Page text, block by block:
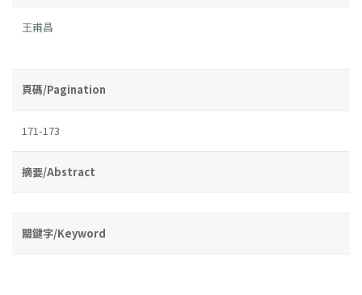
王甫昌
頁碼/Pagination
171-173
摘要/Abstract
關鍵字/Keyword